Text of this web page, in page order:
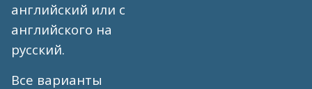
английский или с
английского на
русский.
Все варианты